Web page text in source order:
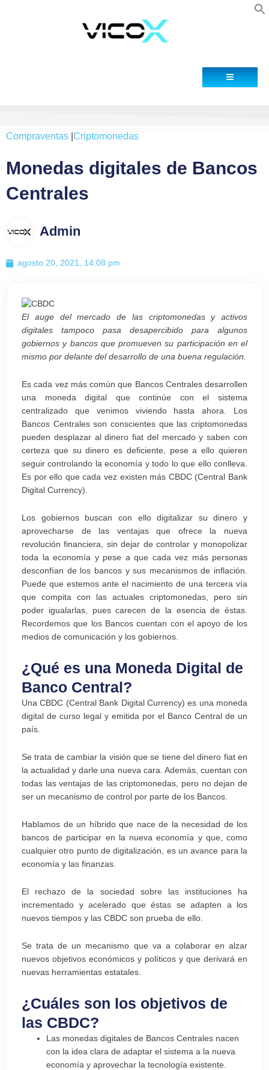
Compraventas Criptomonedas
Monedas digitales de Bancos
Centrales
Admin
agosto 20, 2021, 14:08 pm
El auge del mercado de las criptomonedas y activos
digitales tampoco pasa desapercibido para algunos
gobiernos y bancos que promueven su participación en el
mismo por delante del desarrollo de una buena regulación.
Es cada vez más común que Bancos Centrales desarrollen
una moneda digital que continúe con el sistema
centralizado que venimos viviendo hasta ahora. Los
Bancos Centrales son conscientes que las criptomonedas
pueden desplazar al dinero fiat del mercado y saben con
certeza que su dinero es deficiente, pese a ello quieren
seguir controlando la economía y todo lo que ello conlleva.
Es por ello que cada vez existen más CBDC (Central Bank
Digital Currency).
Los gobiernos buscan con ello digitalizar su dinero y
aprovecharse de las ventajas que ofrece la nueva
revolución financiera, sin dejar de controlar y monopolizar
toda la economía y pese a que cada vez más personas
desconfían de los bancos y sus mecanismos de inflación.
Puede que estemos ante el nacimiento de una tercera vía
que compita con las actuales criptomonedas, pero sin
poder igualarlas, pues carecen de la esencia de éstas.
Recordemos que los Bancos cuentan con el apoyo de los
medios de comunicación y los gobiernos.
¿Qué es una Moneda Digital de
Banco Central?
Una CBDC (Central Bank Digital Currency) es una moneda
digital de curso legal y emitida por el Banco Central de un
país.
Se trata de cambiar la visión que se tiene del dinero fiat en
la actualidad y darle una nueva cara. Además, cuentan con
todas las ventajas de las criptomonedas, pero no dejan de
ser un mecanismo de control por parte de los Bancos.
Hablamos de un híbrido que nace de la necesidad de los
bancos de participar en la nueva economía y que, como
cualquier otro punto de digitalización, es un avance para la
economía y las finanzas.
El rechazo de la sociedad sobre las instituciones ha
incrementado y acelerado que éstas se adapten a los
nuevos tiempos y las CBDC son prueba de ello.
Se trata de un mecanismo que va a colaborar en alzar
nuevos objetivos económicos y políticos y que derivará en
nuevas herramientas estatales.
¿Cuáles son los objetivos de
las CBDC?
Las monedas digitales de Bancos Centrales nacen
con la idea clara de adaptar el sistema a la nueva
economía y aprovechar la tecnología existente.